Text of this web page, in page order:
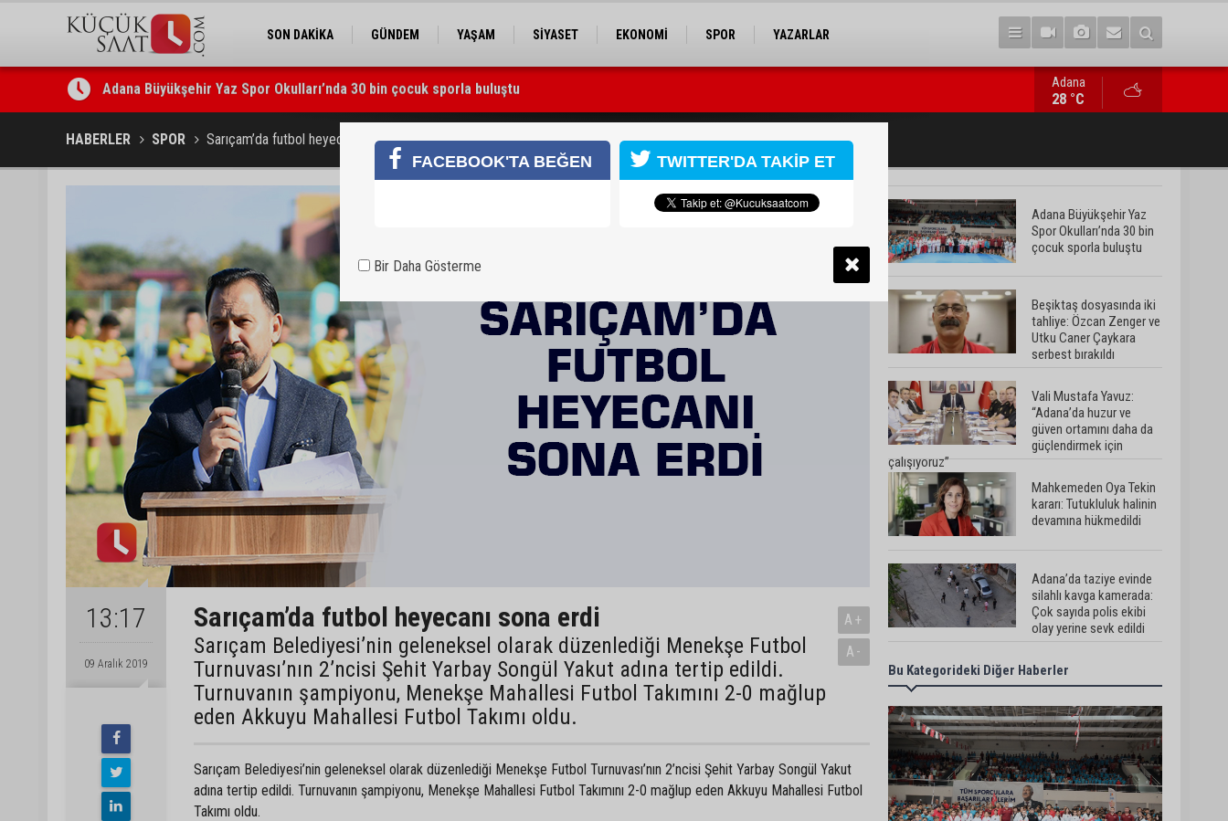
SON DAKİKA GÜNDEM YAŞAM SİYASET EKONOMİ SPOR YAZARLAR
Adana Büyükşehir Yaz Spor Okulları’nda 30 bin çocuk sporla buluştu
Beşiktaş dosyasında iki tahliye: Özcan Zenger ve Utku Caner Çaykara serbest bırakıldı Vali Mustafa Yavuz: “Adana’da huzur ve güven ortamını daha
Adana
28 °C
HABERLER SPOR Sarıçam’da futbol heyecanı sona erdi
13:17
09 Aralık 2019
Sarıçam’da futbol heyecanı sona erdi
Sarıçam Belediyesi’nin geleneksel olarak düzenlediği Menekşe Futbol
Turnuvası’nın 2’ncisi Şehit Yarbay Songül Yakut adına tertip edildi.
Turnuvanın şampiyonu, Menekşe Mahallesi Futbol Takımını 2-0 mağlup
eden Akkuyu Mahallesi Futbol Takımı oldu.
A+
A-
Sarıçam Belediyesi’nin geleneksel olarak düzenlediği Menekşe Futbol Turnuvası’nın 2’ncisi Şehit Yarbay Songül Yakut
adına tertip edildi. Turnuvanın şampiyonu, Menekşe Mahallesi Futbol Takımını 2-0 mağlup eden Akkuyu Mahallesi Futbol
Takımı oldu.
Adana Büyükşehir Yaz
Spor Okulları’nda 30 bin
çocuk sporla buluştu
Beşiktaş dosyasında iki
tahliye: Özcan Zenger ve
Utku Caner Çaykara
serbest bırakıldı
Vali Mustafa Yavuz:
“Adana’da huzur ve
güven ortamını daha da
güçlendirmek için
çalışıyoruz”
Mahkemeden Oya Tekin
kararı: Tutukluluk halinin
devamına hükmedildi
Adana’da taziye evinde
silahlı kavga kamerada:
Çok sayıda polis ekibi
olay yerine sevk edildi
Adana’da parktaki OED
cihazını çalan şüpheli
tutuklandı
Seyhan’da fırın ve
pastanelere hijyen
denetimi gerçekleştirildi
Bu Kategorideki Diğer Haberler
FACEBOOK'TA BEĞEN TWITTER'DA TAKİP ET
Bir Daha Gösterme